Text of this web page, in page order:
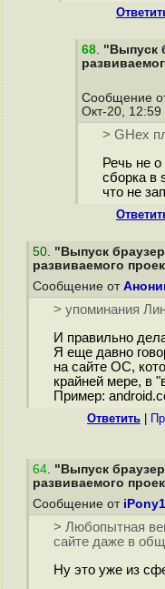
68. "Выпуск
Сообщение
Окт-20, 12:59
> GHex
Речь не
сборка в
что не
50. "Выпуск
развиваемого
Сообщение от
> упоминания
И правильно
Я еще давно
на сайте ОС,
крайней мере, в
Пример:
Ответить
64. "Выпуск
развиваемого
Сообщение от
> Любопытная
сайте даже в
Ну это уже из